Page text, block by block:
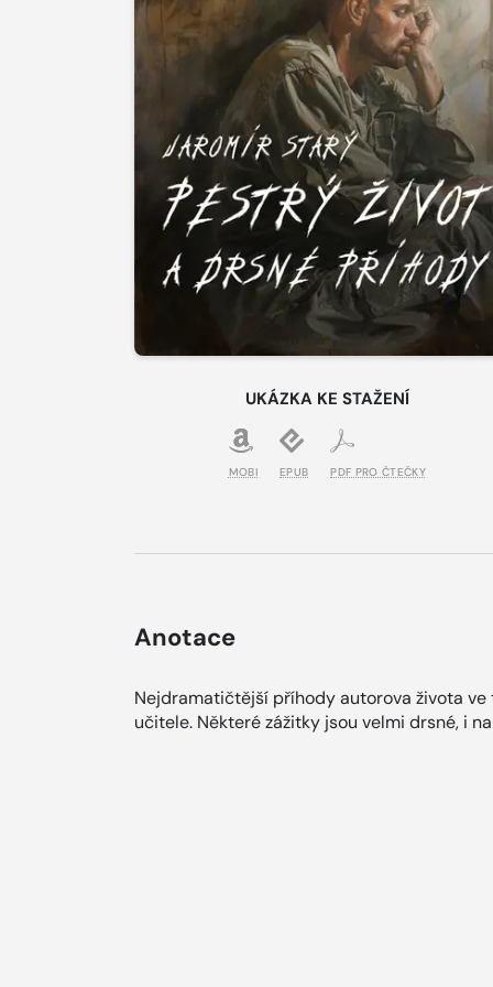
UKÁZKA KE STAŽENÍ
MOBI EPUB PDF PRO ČTEČKY
Anotace
Nejdramatičtější příhody autorova života ve
učitele. Některé zážitky jsou velmi drsné, i